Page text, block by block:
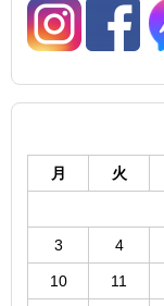
月 火
3 4
10 11